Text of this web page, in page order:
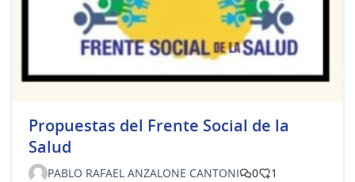
Propuestas del Frente Social de la
Salud
PABLO RAFAEL ANZALONE CANTONI 0 1